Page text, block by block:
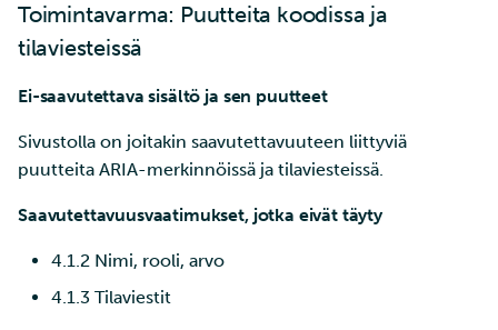
Toimintavarma: Puutteita koodissa ja
tilaviesteissä
Ei-saavutettava sisältö ja sen puutteet
Sivustolla on joitakin saavutettavuuteen liittyviä
puutteita ARIA-merkinnöissä ja tilaviesteissä.
Saavutettavuusvaatimukset, jotka eivät täyty
4.1.2 Nimi, rooli, arvo
4.1.3 Tilaviestit